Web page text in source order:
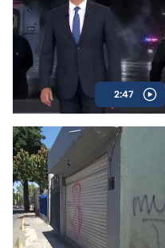
2:47